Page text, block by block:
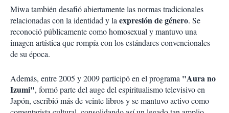
Miwa también desafió abiertamente las normas tradicionales
relacionadas con la identidad y laexpresión de género. Se
reconoció públicamente como homosexual y mantuvo una
imagen artística que rompía con los estándares convencionales
de su época.
Además, entre 2005 y 2009 participó en el programa "Aura no
Izumi", formó parte del auge del espiritualismo televisivo en
Japón, escribió más de veinte libros y se mantuvo activo como